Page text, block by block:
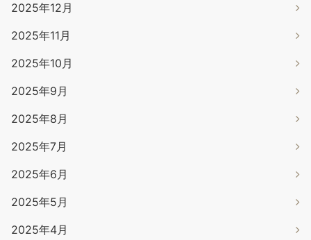
2025年12月
2025年11月
2025年10月
2025年9月
2025年8月
2025年7月
2025年6月
2025年5月
2025年4月